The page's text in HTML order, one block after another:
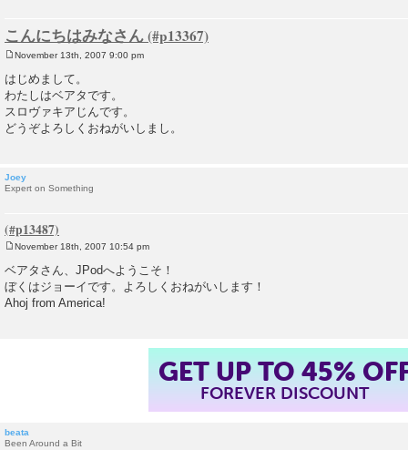
こんにちはみなさん
o
s
t
November 13th, 2007 9:00 pm
はじめまして。
わたしはベアタです。
スロヴァキアじんです。
どうぞよろしくおねがいしまし。
Joey
Expert on Something
o
s
t
November 18th, 2007 10:54 pm
ベアタさん、JPodへようこそ！
ぼくはジョーイです。よろしくおねがいします！
Ahoj from America!
GET UP TO 45%
FOREVER DISCOUNT
beata
Been Around a Bit